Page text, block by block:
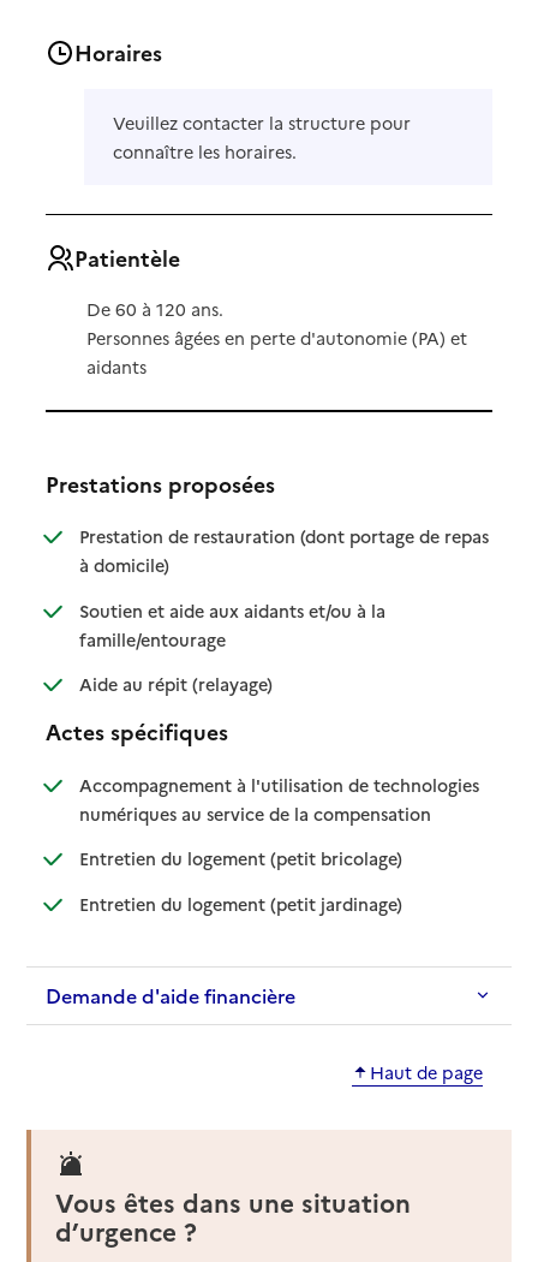
Horaires
Veuillez contacter la structure pour
connaître les horaires.
Patientèle
De 60 à 120 ans.
Personnes âgées en perte d'autonomie (PA) et
aidants
Prestations proposées
Prestation de restauration (dont portage de repas
à domicile): disponible
: non disponible
Soutien et aide aux aidants et/ou à la
famille/entourage: disponible
: non disponible
Aide au répit (relayage): disponible
: non disponible
Actes spécifiques
Accompagnement à l'utilisation de technologies
numériques au service de la compensation: disponible
: non disponible
Entretien du logement (petit bricolage): disponible
: non disponible
Entretien du logement (petit jardinage): disponible
: non disponible
Demande d'aide financière
Haut de page
Vous êtes dans une situation
d’urgence ?